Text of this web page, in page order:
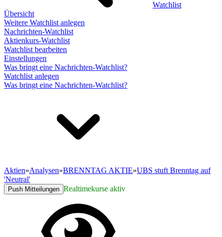
Watchlist
Übersicht
Weitere Watchlist anlegen
Nachrichten-Watchlist
Aktienkurs-Watchlist
Watchlist bearbeiten
Einstellungen
Was bringt eine Nachrichten-Watchlist?
Watchlist anlegen
Was bringt eine Nachrichten-Watchlist?
Aktien»Analysen»BRENNTAG AKTIE»UBS stuft Brenntag auf
'Neutral'
Push Mitteilungen Realtimekurse aktiv